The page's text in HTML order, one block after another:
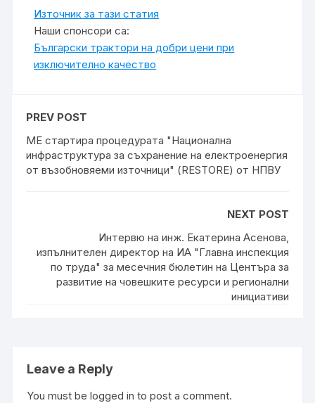
Източник за тази статия
Наши спонсори са:
Български трактори на добри цени при
изключително качество
PREV POST
МЕ стартира процедурата "Национална
инфраструктура за съхранение на електроенергия
от възобновяеми източници" (RESTORE) от НПВУ
NEXT POST
Интервю на инж. Екатерина Асенова,
изпълнителен директор на ИА "Главна инспекция
по труда" за месечния бюлетин на Центъра за
развитие на човешките ресурси и регионални
инициативи
Leave a Reply
You must belogged in to post a comment.